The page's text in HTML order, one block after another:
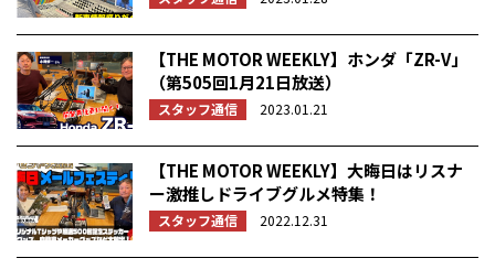
【THE MOTOR WEEKLY】ホンダ「ZR-V」
（第505回1月21日放送）
スタッフ通信 2023.01.21
【THE MOTOR WEEKLY】大晦日はリスナ
ー激推しドライブグルメ特集！
スタッフ通信 2022.12.31